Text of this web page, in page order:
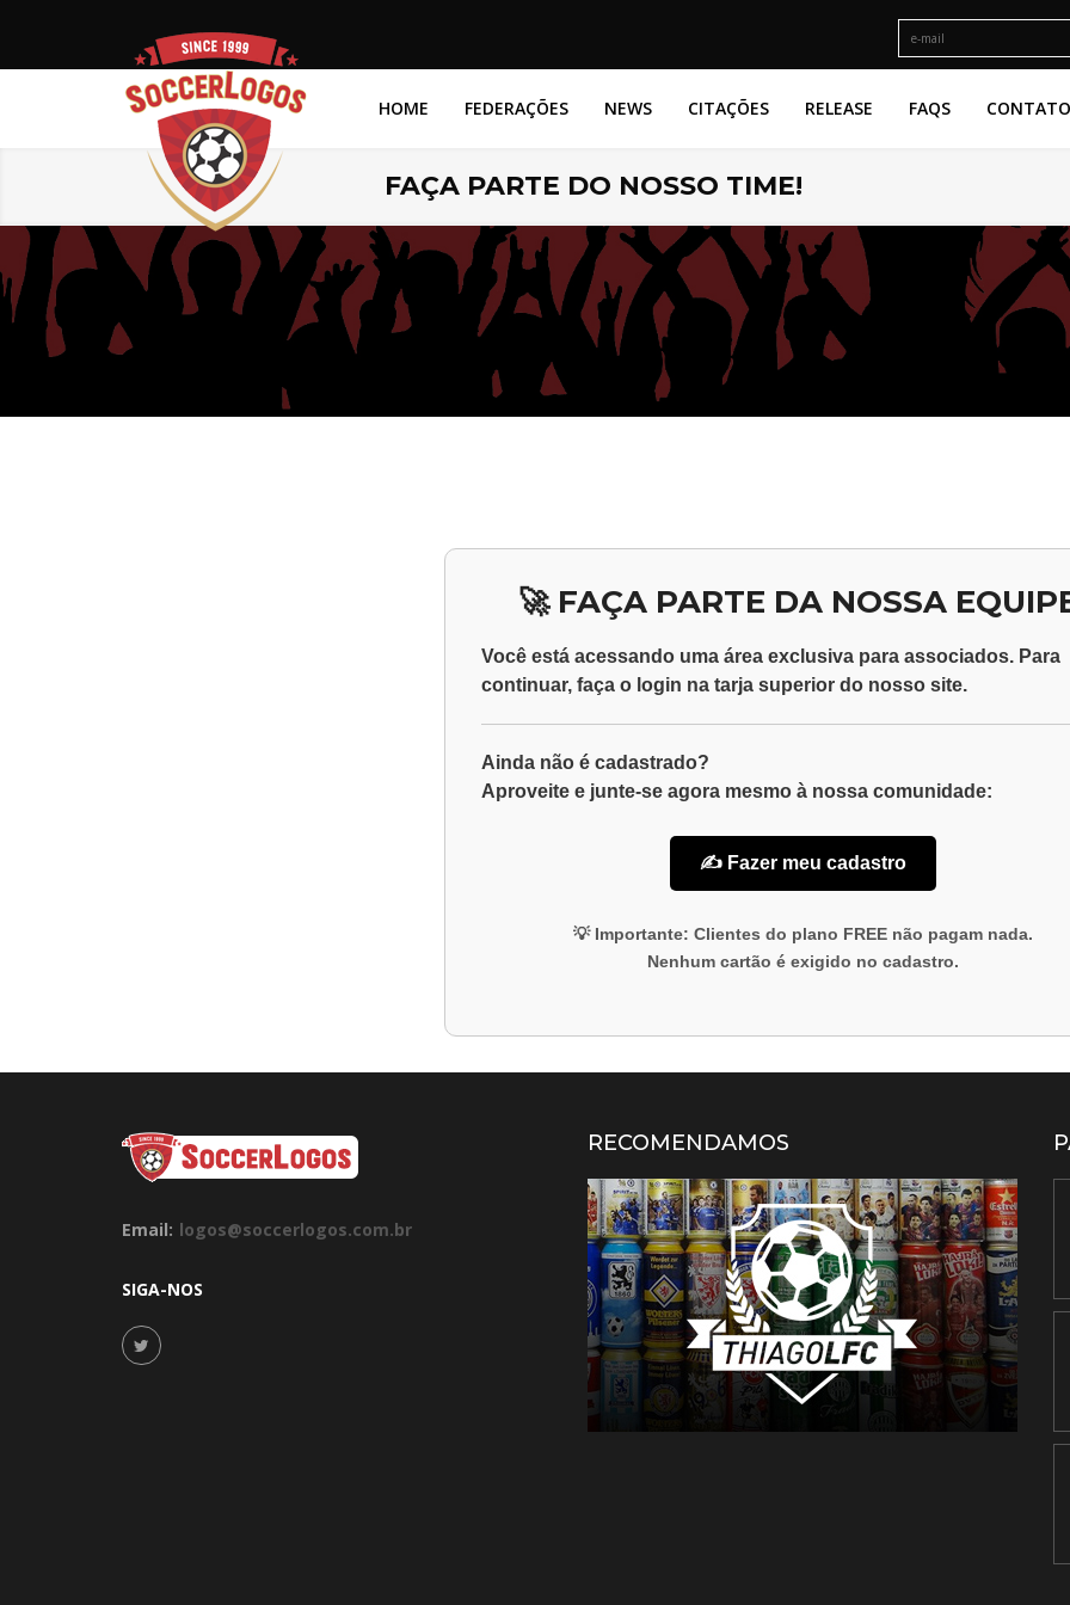
HOME FEDERAÇÕES NEWS CITAÇÕES RELEASE FAQS CONTATO
FAÇA PARTE DO NOSSO TIME!
🚀 FAÇA PARTE DA NOSSA
Você está acessando uma área exclusiva para associados. Para
continuar, faça o login na tarja superior do nosso site.
Ainda não é cadastrado?
Aproveite e junte-se agora mesmo à nossa comunidade:
✍️ Fazer meu cadastro
💡 Importante: Clientes do plano FREEnão pagam nada.
Nenhum cartão é exigido no cadastro.
Email: logos@soccerlogos.com.br
SIGA-NOS
RECOMENDAMOS